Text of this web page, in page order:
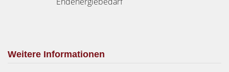
Weitere Informationen